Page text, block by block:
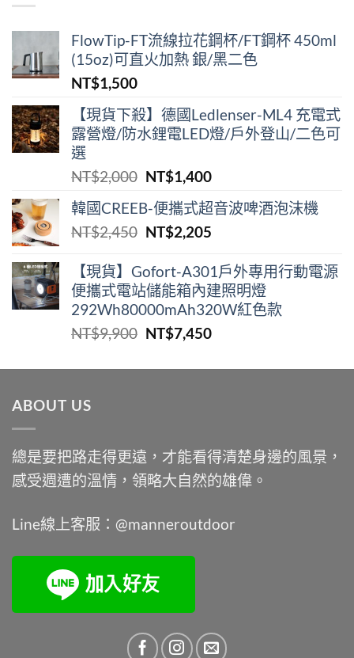
FlowTip-FT流線拉花鋼杯/FT鋼杯 450ml
(15oz)可直火加熱 銀/黑二色
NT$1,500
【現貨下殺】德國Ledlenser-ML4 充電式
露營燈/防水鋰電LED燈/戶外登山/二色可
選
NT$2,000 原
價
格：
NT$1,400目
價
格：
韓國CREEB-便攜式超⾳波啤酒泡沫機
NT$2,450 原
價
格：
NT$2,450。
NT$2,205目
價
格：
NT$2,205。
【現貨】Gofort-A301戶外專用行動電源
便攜式電站儲能箱內建照明燈
292Wh80000mAh320W紅色款
NT$9,900 原
價
NT$7,450目
價
ABOUT US
總是要把路走得更遠，才能看得清楚身邊的風景，
感受週遭的溫情，領略大自然的雄偉。
Line線上客服：@manneroutdoor